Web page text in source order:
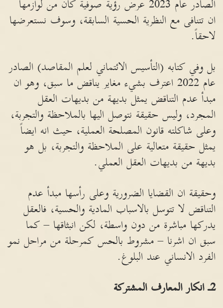
الصادر عام 2023 عرض رؤية صوفية كان من لوازمها
ان تتنافى مع النظرية الحسية السابقة، وسوف نستعرضها
لاحقاً.
بل وفي كتابه (التأسيس الائتماني لعلم المقاصد) الصادر
عام 2022 اعترف بشيء مغاير يناقض ما سبق، وهو ان
مبدأ عدم التناقض يمثل بديهة من بديهات العقل
المجرد، وليس حقيقة نتوصل اليها بالملاحظة والتجربة،
وعلى شاكلته قانون المصلحة العملية، حيث انه ايضاً
يمثل حقيقة متعالية على الملاحظة والتجربة، بل هو
بديهة من بديهات العقل العملي.
وحقيقة ان القضايا الضرورية وعلى رأسها مبدأ عدم
التناقض لا تتوسل بالاسباب المادية والحسية، فالعقل
يدركها مباشرة من دون واسطة، لكن انبثاقها – كما
سبق ان اشرنا – مشروط بالحس كمرحلة من مراحل نمو
الفرد الانساني عند البلوغ.
2ـ انكار المعارف المشتركة